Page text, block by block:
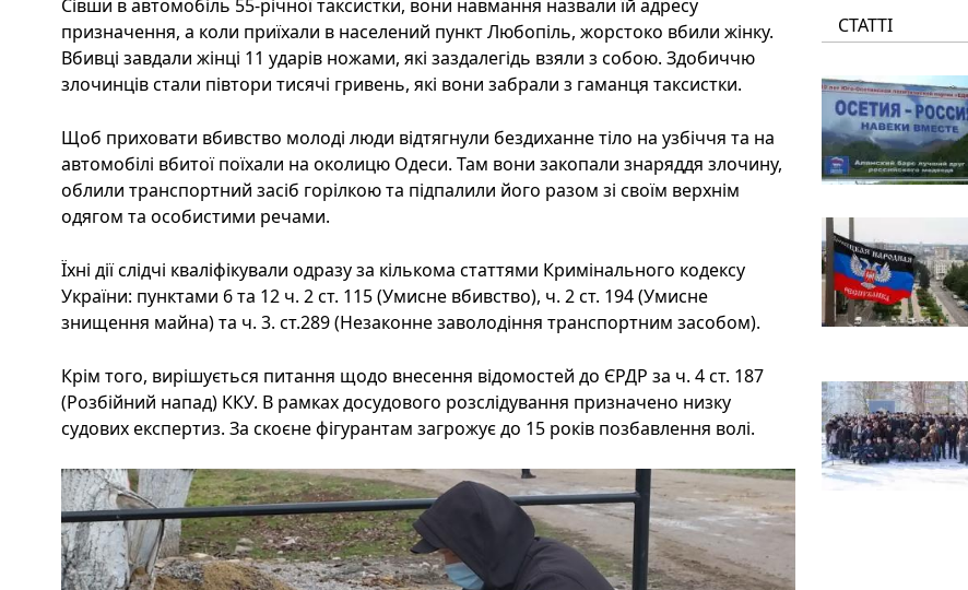
Сівши в автомобіль 55-річної таксистки, вони навмання назвали їй адресу
призначення, а коли приїхали в населений пункт Любопіль, жорстоко вбили жінку.
Вбивці завдали жінці 11 ударів ножами, які заздалегідь взяли з собою. Здобиччю
злочинців стали півтори тисячі гривень, які вони забрали з гаманця таксистки.
Щоб приховати вбивство молоді люди відтягнули бездиханне тіло на узбіччя та на
автомобілі вбитої поїхали на околицю Одеси. Там вони закопали знаряддя злочину,
облили транспортний засіб горілкою та підпалили його разом зі своїм верхнім
одягом та особистими речами.
Їхні дії слідчі кваліфікували одразу за кількома статтями Кримінального кодексу
України: пунктами 6 та 12 ч. 2 ст. 115 (Умисне вбивство), ч. 2 ст. 194 (Умисне
знищення майна) та ч. 3. ст.289 (Незаконне заволодіння транспортним засобом).
Крім того, вирішується питання щодо внесення відомостей до ЄРДР за ч. 4 ст. 187
(Розбійний напад) ККУ. В рамках досудового розслідування призначено низку
судових експертиз. За скоєне фігурантам загрожує до 15 років позбавлення волі.
СТАТТІ